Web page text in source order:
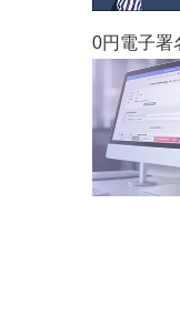
0円電子署